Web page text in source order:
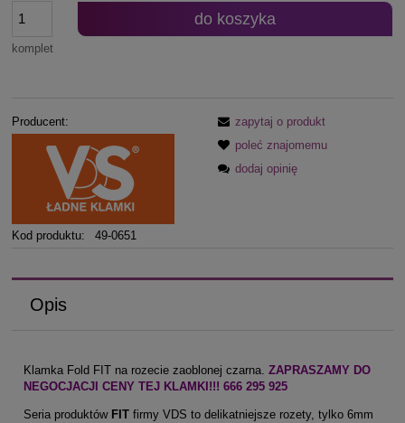
komplet
do koszyka
Producent:
Kod produktu: 49-0651
zapytaj o produkt
poleć znajomemu
dodaj opinię
Opis
Klamka Fold FIT na rozecie zaoblonej czarna. ZAPRASZAMY DO
NEGOCJACJI CENY TEJ KLAMKI!!! 666 295 925
Seria produktów FIT firmy VDS to delikatniejsze rozety, tylko 6mm